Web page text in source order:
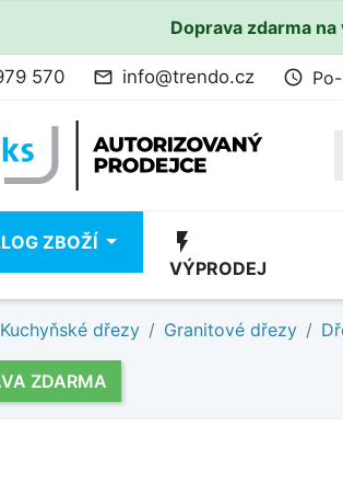
Doprava zdarma
570 mail_outline info@trendo.cz access_time
ZBOŽÍ flash_on
VÝPRODEJ
Kuchyňské dřezy Granitové dřezy
ZDARMA